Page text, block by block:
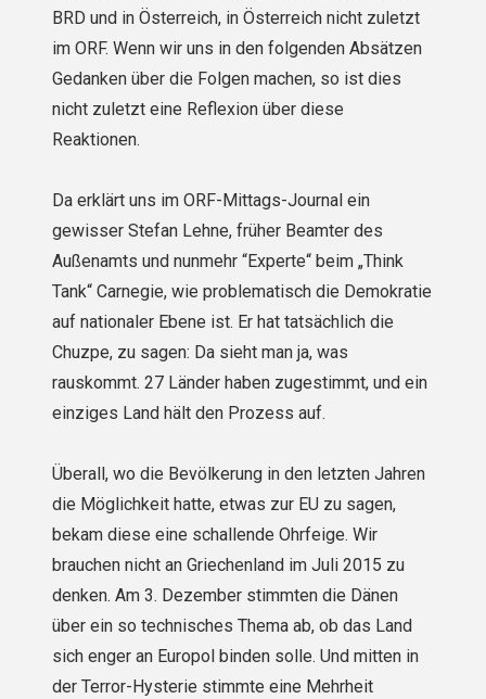
BRD und in Österreich, in Österreich nicht zuletzt
im ORF. Wenn wir uns in den folgenden Absätzen
Gedanken über die Folgen machen, so ist dies
nicht zuletzt eine Reflexion über diese
Reaktionen.
Da erklärt uns im ORF-Mittags-Journal ein
gewisser Stefan Lehne, früher Beamter des
Außenamts und nunmehr “Experte“ beim „Think
Tank“ Carnegie, wie problematisch die Demokratie
auf nationaler Ebene ist. Er hat tatsächlich die
Chuzpe, zu sagen: Da sieht man ja, was
rauskommt. 27 Länder haben zugestimmt, und ein
einziges Land hält den Prozess auf.
Überall, wo die Bevölkerung in den letzten Jahren
die Möglichkeit hatte, etwas zur EU zu sagen,
bekam diese eine schallende Ohrfeige. Wir
brauchen nicht an Griechenland im Juli 2015 zu
denken. Am 3. Dezember stimmten die Dänen
über ein so technisches Thema ab, ob das Land
sich enger an Europol binden solle. Und mitten in
der Terror-Hysterie stimmte eine Mehrheit